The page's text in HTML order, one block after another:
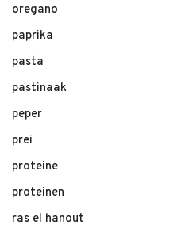
oregano
paprika
pasta
pastinaak
peper
prei
proteine
proteinen
ras el hanout